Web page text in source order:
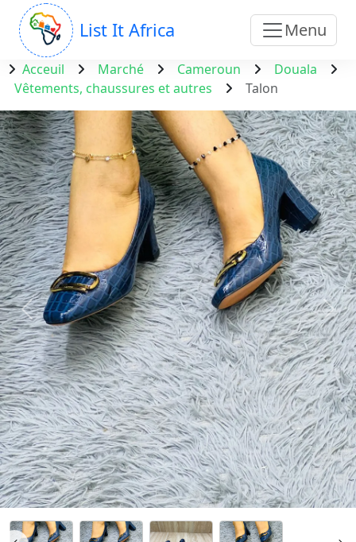
List It Africa Menu
Acceuil Marché Cameroun
Douala
Vêtements, chaussures et autres
Talon